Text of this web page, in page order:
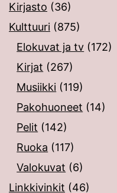
Kirjasto (36)
Kulttuuri (875)
Elokuvat ja tv (172)
Kirjat (267)
Musiikki (119)
Pakohuoneet (14)
Pelit (142)
Ruoka (117)
Valokuvat (6)
Linkkivinkit (46)